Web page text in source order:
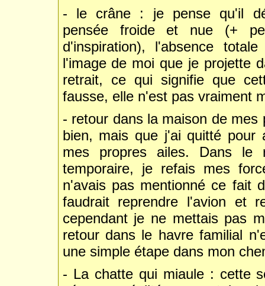
- le crâne : je pense qu'il
pensée froide et nue (+
d'inspiration), l'absence
l'image de moi que je projette
retrait, ce qui signifie que
fausse, elle n'est pas vraiment
- retour dans la maison de
bien, mais que j'ai quitté pour
mes propres ailes. Dans
temporaire, je refais mes
n'avais pas mentionné ce fait
faudrait reprendre l'avion et
cependant je ne mettais pas
retour dans le havre familial
une simple étape dans mon
- La chatte qui miaule : cette